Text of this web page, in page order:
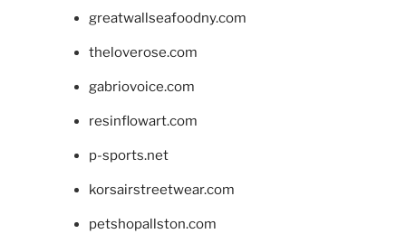
greatwallseafoodny.com
theloverose.com
gabriovoice.com
resinflowart.com
p-sports.net
korsairstreetwear.com
petshopallston.com